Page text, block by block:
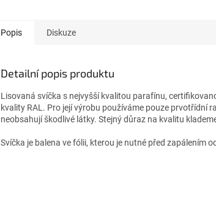
Popis Diskuze
Detailní popis produktu
Lisovaná svíčka s nejvyšší kvalitou parafínu,
kvality RAL. Pro její výrobu používáme pouze prvotřídní
neobsahují škodlivé látky. Stejný důraz na kvalitu
Svíčka je balena ve fólii, kterou je nutné před zapálením